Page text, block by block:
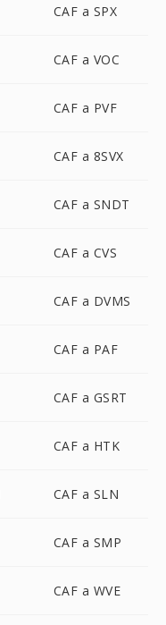
CAF a SPX
CAF a VOC
CAF a PVF
CAF a 8SVX
CAF a SNDT
CAF a CVS
CAF a DVMS
CAF a PAF
CAF a GSRT
CAF a HTK
CAF a SLN
CAF a SMP
CAF a WVE